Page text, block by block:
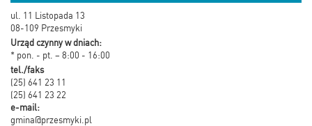
ul. 11 Listopada 13
08-109 Przesmyki
Urząd czynny w dniach:
* pon. - pt. – 8:00 - 16:00
tel./faks
(25) 641 23 11
(25) 641 23 22
e-mail:
gmina@przesmyki.pl